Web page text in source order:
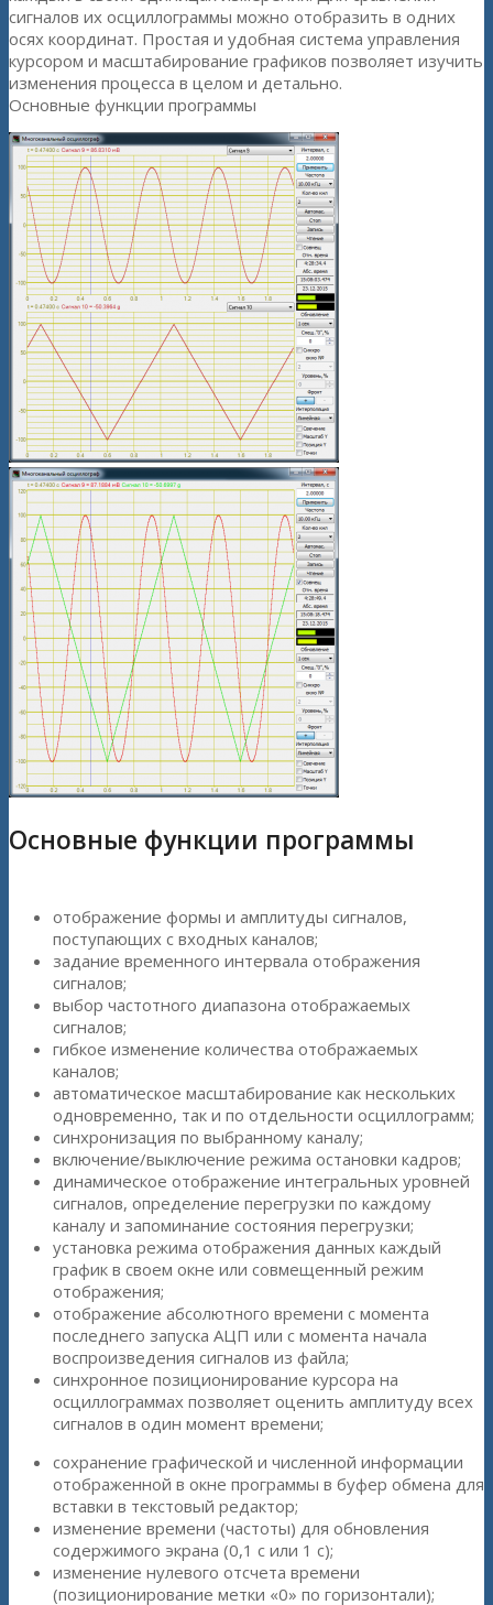
сигналов их осциллограммы можно отобразить в одних
осях координат. Простая и удобная система управления
курсором и масштабирование графиков позволяет изучить
изменения процесса в целом и детально.
Основные функции программы
Основные функции программы
отображение формы и амплитуды сигналов,
поступающих с входных каналов;
задание временного интервала отображения
сигналов;
выбор частотного диапазона отображаемых
сигналов;
гибкое изменение количества отображаемых
каналов;
автоматическое масштабирование как нескольких
одновременно, так и по отдельности осциллограмм;
синхронизация по выбранному каналу;
включение/выключение режима остановки кадров;
динамическое отображение интегральных уровней
сигналов, определение перегрузки по каждому
каналу и запоминание состояния перегрузки;
установка режима отображения данных каждый
график в своем окне или совмещенный режим
отображения;
отображение абсолютного времени с момента
последнего запуска АЦП или с момента начала
воспроизведения сигналов из файла;
синхронное позиционирование курсора на
осциллограммах позволяет оценить амплитуду всех
сигналов в один момент времени;
сохранение графической и численной информации
отображенной в окне программы в буфер обмена для
вставки в текстовый редактор;
изменение времени (частоты) для обновления
содержимого экрана (0,1 с или 1 с);
изменение нулевого отсчета времени
(позиционирование метки «0» по горизонтали);